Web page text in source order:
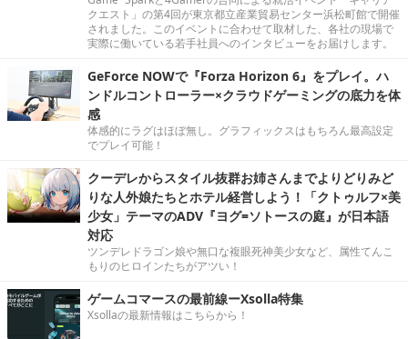
クエスト」の第4回が東京都立産業貿易センター浜松町館で開催
されました。このイベントに合わせて取材した、各社の現場で
実際に働いている若手社員へのインタビューをお届けします。
GeForce NOWで『Forza Horizon 6』をプレイ。ハ
ンドルコントローラー×クラウドゲーミングの底力を体
感
体感的にラグはほぼ無し。グラフィックスはもちろん最高設定
でプレイ可能！
クーデレからスタイル抜群お姉さんまでよりどりみど
りな人外娘たちとホテル経営しよう！「クトゥルフ×美
少女」テーマのADV『ヨグ=ソトースの庭』が日本語
対応
ツンデレドラゴン娘や無口な複眼死神美少女など、属性てんこ
もりのヒロインたちがアツい！
ゲームコマースの最前線ーXsolla特集
Xsollaの最新情報はこちらから！